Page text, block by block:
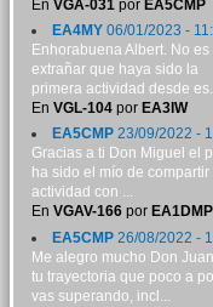
En VGA-031 por EA5CMP
EA4MY06/01/2023 -
Enhorabuena Albert. No es
extrañar que haya sido la
primera actividad desde
En VGL-104por EA3IW
EA5CMP23/09/2022 -
Gracias a ti Don Miguel el
ha sido el mío de compartir
actividad con ...
En VGAV-166por EA1DMP
EA5CMP26/08/2022 -
Me alegro mucho Don
tu trayectoria que poco a
vas superando, incl...